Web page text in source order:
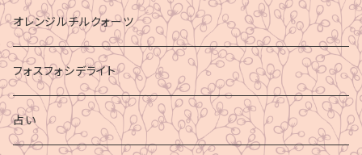
オレンジルチルクォーツ
フォスフォシデライト
占い